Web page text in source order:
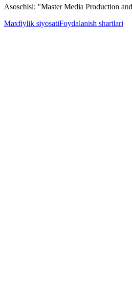
Asoschisi: "Master Media Production
Maxfiylik siyosatiFoydalanish shartlari